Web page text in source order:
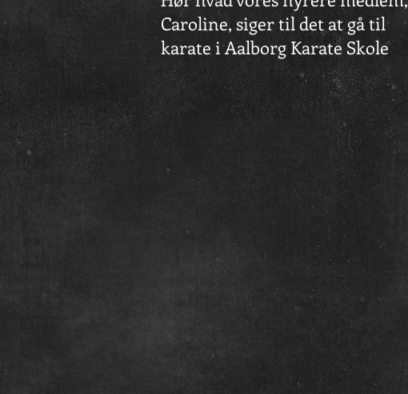
Caroline, siger til det at gå til
karate i Aalborg Karate Skole